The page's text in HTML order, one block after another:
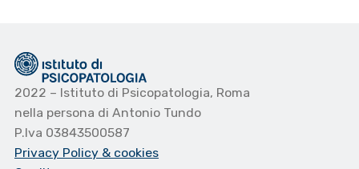
2022 – Istituto di Psicopatologia, Roma
nella persona di Antonio Tundo
P.Iva 03843500587
Privacy Policy & cookies